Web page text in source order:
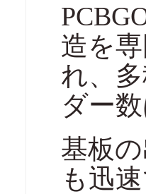
造を
れ、
ダー
基板
も迅